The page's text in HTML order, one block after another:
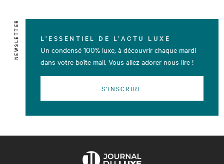
NEWSLETTER L’ESSENTIEL DE L’ACTU LUXE
Un condensé 100% luxe, à découvrir chaque mardi
dans votre boîte mail. Vous allez adorer nous lire !
S'INSCRIRE